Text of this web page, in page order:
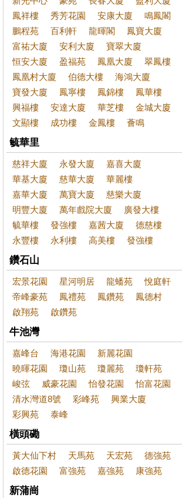
鳳祥樓
秀芳花園 安康大廈
鳴鳳閣
鵬程苑
百利軒 龍暉閣
鳳寶大廈
富祐大廈
安利大廈
寶翠大廈
恒安大廈
盈福苑 鳳凰大廈
翠鳳樓
鳳凰村大廈
伯德大樓
海鴻大廈
寶發大廈
鳳寧樓 鳳錦樓
鳳華樓
興福樓
安達大廈 華芝樓
金城大廈
文顯樓
成功樓 金鳳樓 薈鳴
毓華里
慈祥大廈 永發大廈
嘉喜大廈
華基大廈
慈華大廈
華麗樓
嘉華大廈
萬寶大廈
慈樂大廈
明豐大廈
萬年戲院大廈
廣發大樓
毓華樓
發強樓 嘉茜大廈
德慈樓
永豐樓
永利樓 高美樓 發強樓
鑽石山
宏景花園 星河明居 龍蟠苑
悅庭軒
帝峰豪苑
鳳禮苑 鳳鑽苑
鳳德村
啟翔苑
啟鑽苑
牛池灣
嘉峰台 海港花園
新麗花園
曉暉花園
瓊山苑 瓊麗苑
瓊軒苑
峻弦
威豪花園 怡發花園
怡富花園
清水灣道8號
彩峰苑
興業大廈
彩興苑
泰峰
橫頭磡
黃大仙下村 天馬苑 天宏苑
德強苑
啟德花園
富強苑 嘉強苑 康強苑
新蒲崗